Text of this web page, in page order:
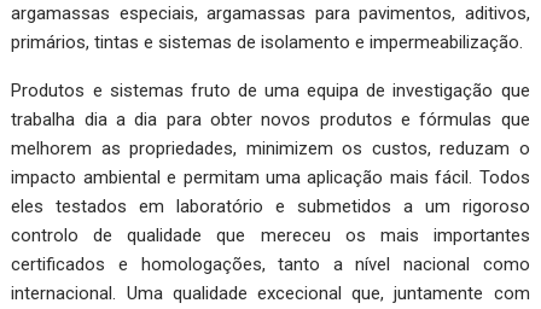
argamassas especiais, argamassas para pavimentos, aditivos,
primários, tintas e sistemas de isolamento e impermeabilização.
Produtos e sistemas fruto de uma equipa de investigação que
trabalha dia a dia para obter novos produtos e fórmulas que
melhorem as propriedades, minimizem os custos, reduzam o
impacto ambiental e permitam uma aplicação mais fácil. Todos
eles testados em laboratório e submetidos a um rigoroso
controlo de qualidade que mereceu os mais importantes
certificados e homologações, tanto a nível nacional como
internacional. Uma qualidade excecional que, juntamente com